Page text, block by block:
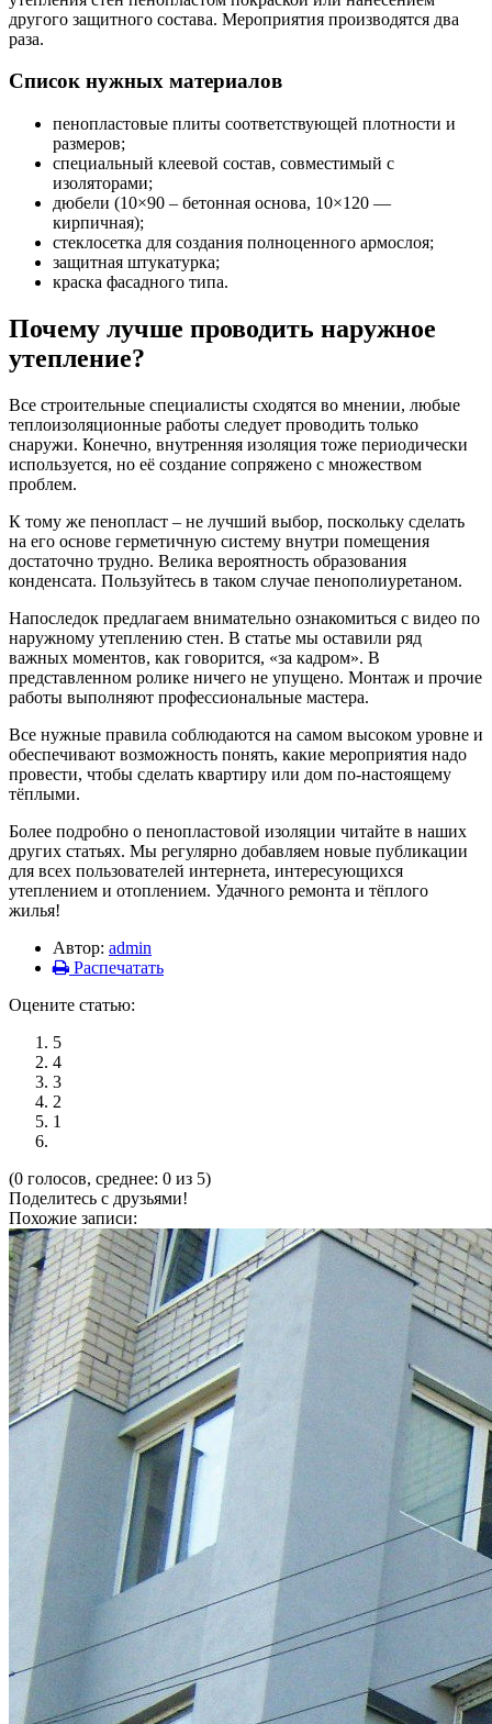
другого защитного состава. Мероприятия производятся два
раза.
Список нужных материалов
пенопластовые плиты соответствующей плотности и
размеров;
специальный клеевой состав, совместимый с
изоляторами;
дюбели (10×90 – бетонная основа, 10×120 —
кирпичная);
стеклосетка для создания полноценного армослоя;
защитная штукатурка;
краска фасадного типа.
Почему лучше проводить наружное
утепление?
Все строительные специалисты сходятся во мнении, любые
теплоизоляционные работы следует проводить только
снаружи. Конечно, внутренняя изоляция тоже периодически
используется, но её создание сопряжено с множеством
проблем.
К тому же пенопласт – не лучший выбор, поскольку сделать
на его основе герметичную систему внутри помещения
достаточно трудно. Велика вероятность образования
конденсата. Пользуйтесь в таком случае пенополиуретаном.
Напоследок предлагаем внимательно ознакомиться с видео по
наружному утеплению стен. В статье мы оставили ряд
важных моментов, как говорится, «за кадром». В
представленном ролике ничего не упущено. Монтаж и прочие
работы выполняют профессиональные мастера.
Все нужные правила соблюдаются на самом высоком уровне и
обеспечивают возможность понять, какие мероприятия надо
провести, чтобы сделать квартиру или дом по-настоящему
тёплыми.
Более подробно о пенопластовой изоляции читайте в наших
других статьях. Мы регулярно добавляем новые публикации
для всех пользователей интернета, интересующихся
утеплением и отоплением. Удачного ремонта и тёплого
жилья!
Автор: admin
Распечатать
Оцените статью:
5
4
3
2
1
(0 голосов, среднее: 0 из 5)
Поделитесь с друзьями!
Похожие записи: